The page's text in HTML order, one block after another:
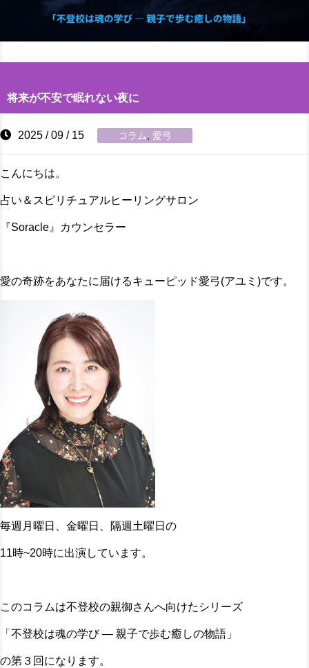
将来が不安で眠れない夜に
2025 / 09 / 15 コラム, 愛弓
こんにちは。
占い＆スピリチュアルヒーリングサロン
『Soracle』カウンセラー
愛の奇跡をあなたに届けるキューピッド愛弓(アユミ)です。
毎週月曜日、金曜日、隔週土曜日の
11時~20時に出演しています。
このコラムは不登校の親御さんへ向けたシリーズ
「不登校は魂の学び ― 親子で歩む癒しの物語」
の第３回になります。